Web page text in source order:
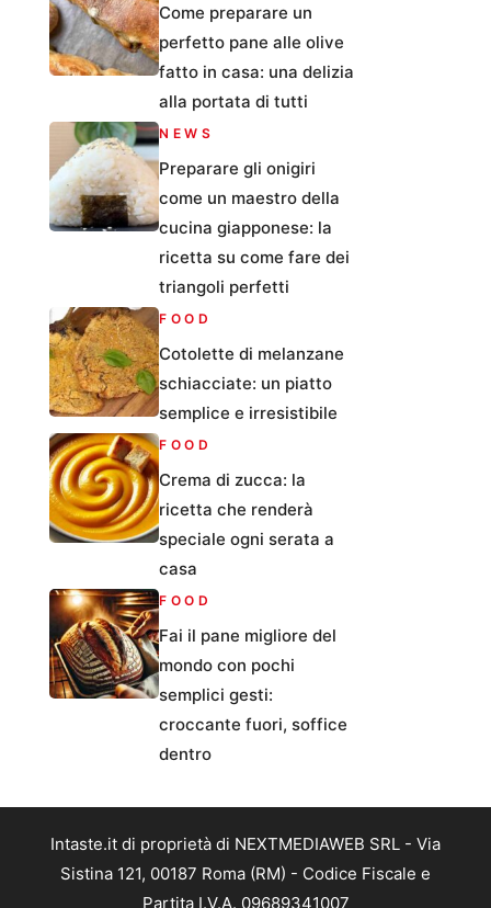
Come preparare un
perfetto pane alle olive
fatto in casa: una delizia
alla portata di tutti
NEWS
Preparare gli onigiri
come un maestro della
cucina giapponese: la
ricetta su come fare dei
triangoli perfetti
FOOD
Cotolette di melanzane
schiacciate: un piatto
semplice e irresistibile
FOOD
Crema di zucca: la
ricetta che renderà
speciale ogni serata a
casa
FOOD
Fai il pane migliore del
mondo con pochi
semplici gesti:
croccante fuori, soffice
dentro
Intaste.it di proprietà di NEXTMEDIAWEB SRL - Via
Sistina 121, 00187 Roma (RM) - Codice Fiscale e
Partita I.V.A. 09689341007